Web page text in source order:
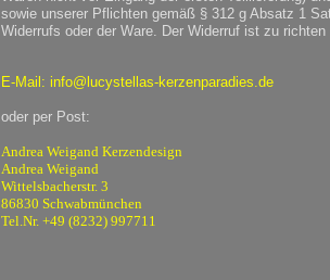
sowie unserer Pflichten gemäß § 312 g Absatz 1
Widerrufs oder der Ware. Der Widerruf ist zu richten
E-Mail: info@lucystellas-kerzenparadies.de
oder per Post:
Andrea Weigand Kerzendesign
Andrea Weigand
Wittelsbacherstr. 3
86830 Schwabmünchen
Tel.Nr. +49 (8232) 997711